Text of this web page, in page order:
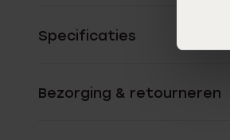
Specificaties
Bezorging & retourneren